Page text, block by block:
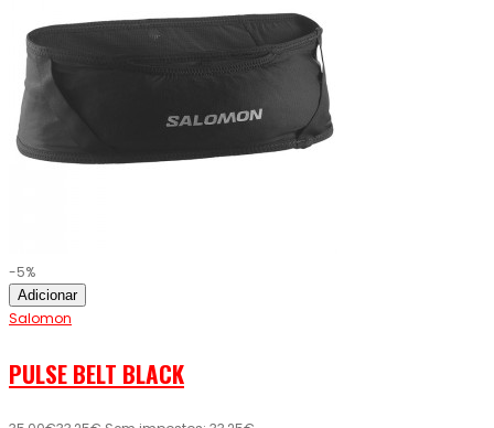
-5%
Adicionar
Salomon
PULSE BELT BLACK